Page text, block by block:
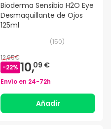
Bioderma Sensibio H2O Eye
Desmaquillante de Ojos
125ml
(150)
12,95€
-22% 10,09 €
Envío en 24-72h
Añadir